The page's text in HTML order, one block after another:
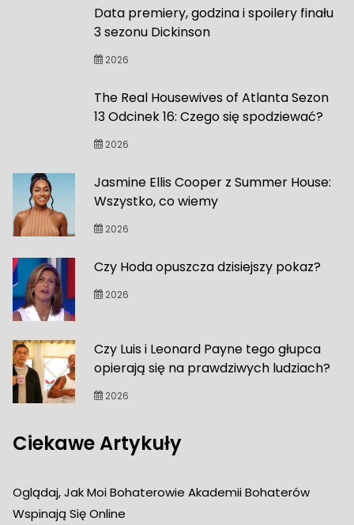
Data premiery, godzina i spoilery finału
3 sezonu Dickinson
2026
The Real Housewives of Atlanta Sezon
13 Odcinek 16: Czego się spodziewać?
2026
Jasmine Ellis Cooper z Summer House:
Wszystko, co wiemy
2026
Czy Hoda opuszcza dzisiejszy pokaz?
2026
Czy Luis i Leonard Payne tego głupca
opierają się na prawdziwych ludziach?
2026
Ciekawe Artykuły
Oglądaj, Jak Moi Bohaterowie Akademii Bohaterów
Wspinają Się Online